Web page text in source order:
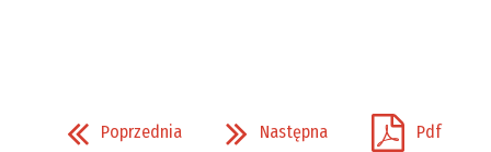
Poprzednia Następna Pdf